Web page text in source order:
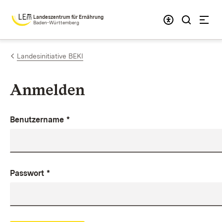
Zum Inhalt springen
Landeszentrum für Ernährung
Baden-Württemberg
Landesinitiative BEKI
Anmelden
Benutzername *
Passwort *